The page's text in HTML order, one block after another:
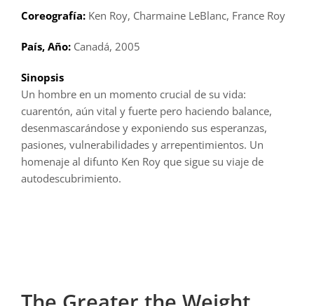
Coreografía:Ken Roy, Charmaine LeBlanc, France Roy
País, Año:Canadá, 2005
Sinopsis
Un hombre en un momento crucial de su vida:
cuarentón, aún vital y fuerte pero haciendo balance,
desenmascarándose y exponiendo sus esperanzas,
pasiones, vulnerabilidades y arrepentimientos. Un
homenaje al difunto Ken Roy que sigue su viaje de
autodescubrimiento.